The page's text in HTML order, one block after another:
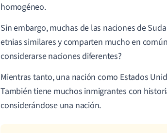
homogéneo.
Sin embargo, muchas de las naciones de
etnias similares y comparten mucho en
considerarse naciones diferentes?
Mientras tanto, una nación como Estados
También tiene muchos inmigrantes con
considerándose una nación.